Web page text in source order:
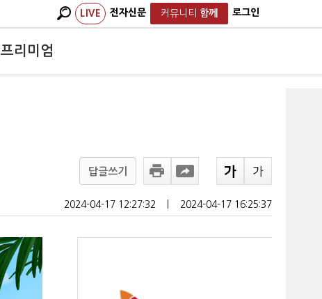
LIVE 전자신문 커뮤니티 함께 로그인
프리미엄
답글쓰기
2024-04-17 12:27:32 2024-04-17 16:25:37